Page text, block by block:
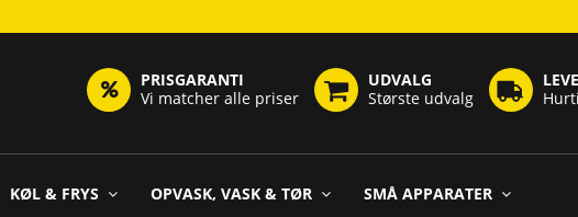
PRISGARANTI
Vi matcher alle priser
UDVALG
Største udvalg
KØL & FRYS OPVASK, VASK & TØR SMÅ APPARATER